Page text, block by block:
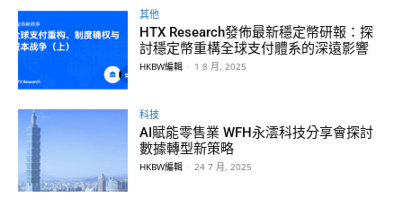
其他
HTX Research發佈最新穩定幣研報：探
討穩定幣重構全球支付體系的深遠影響
HKBW編輯 - 1 8 月, 2025
科技
AI賦能零售業 WFH永澐科技分享會探討
數據轉型新策略
HKBW編輯 - 24 7 月, 2025